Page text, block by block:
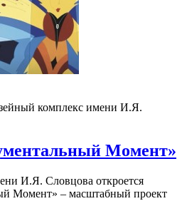
комплекс имени И.Я.
Момент»
И.Я. Словцова откроется
Момент» – масштабный проект